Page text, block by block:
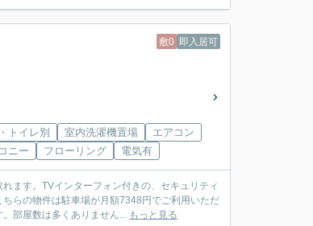
敷0 即入居可
トイレ別 室内洗濯機置場
エアコン
ニー
フローリング 電気有
ます。TVインターフォン付きの、セキュリティ
らの物件は駐車場が月額7348円でご利用いただ
部屋数は多くありません... もっと見る